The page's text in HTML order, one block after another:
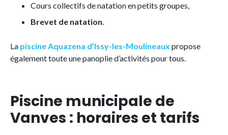
Cours collectifs de natation en petits groupes,
Brevet de natation.
La piscine Aquazena d’Issy-les-Moulineaux propose
également toute une panoplie d’activités pour tous.
Piscine municipale de
Vanves : horaires et tarifs